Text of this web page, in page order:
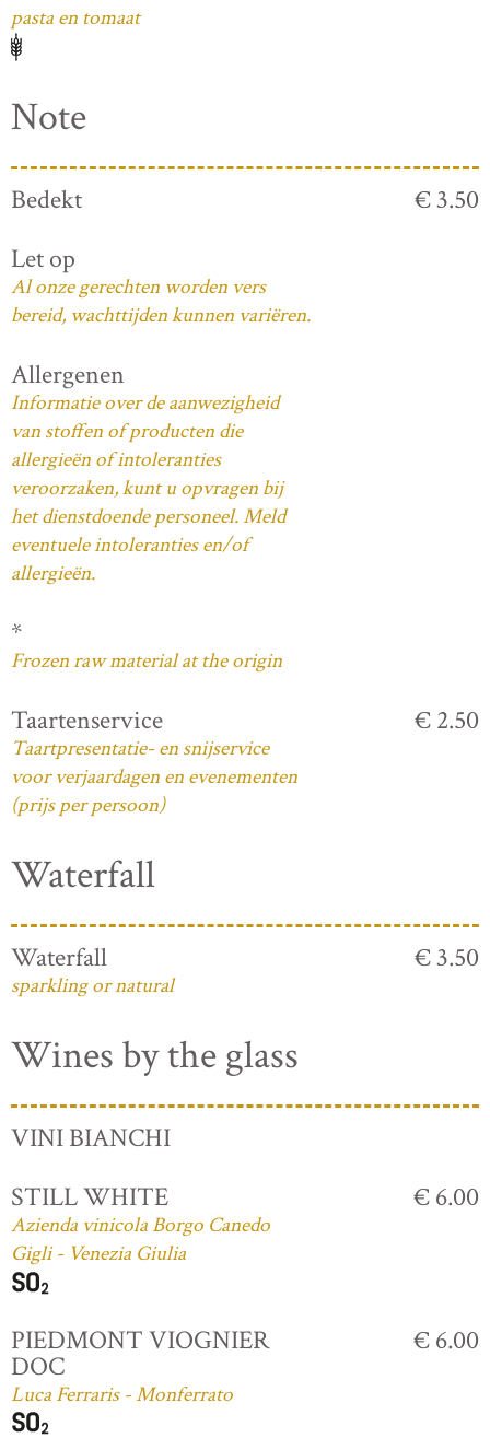
pasta en tomaat
Note
Bedekt
€ 3.50
Let op
Al onze gerechten worden vers
bereid, wachttijden kunnen variëren.
Allergenen
Informatie over de aanwezigheid
van stoffen of producten die
allergieën of intoleranties
veroorzaken, kunt u opvragen bij
het dienstdoende personeel. Meld
eventuele intoleranties en/of
allergieën.
*
Frozen raw material at the origin
Taartenservice
Taartpresentatie- en snijservice
voor verjaardagen en evenementen
(prijs per persoon)
€ 2.50
Waterfall
Waterfall
sparkling or natural
€ 3.50
Wines by the glass
VINI BIANCHI
STILL WHITE
Azienda vinicola Borgo Canedo
Gigli - Venezia Giulia
€ 6.00
PIEDMONT VIOGNIER
DOC
Luca Ferraris - Monferrato
€ 6.00